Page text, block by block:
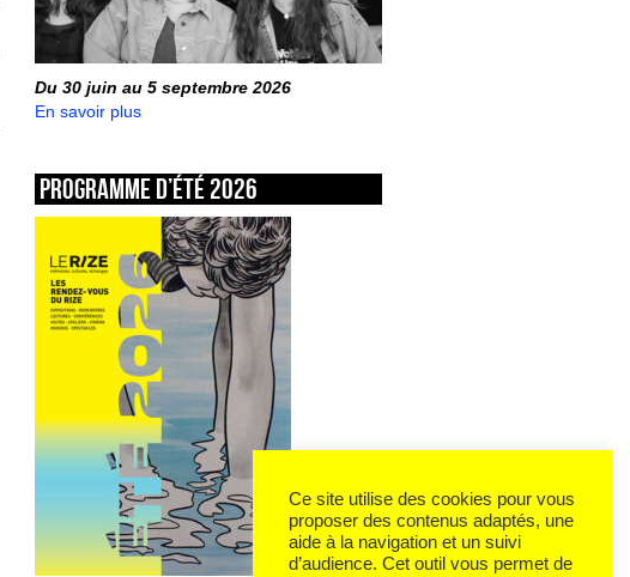
Du 30 juin au 5 septembre 2026
En savoir plus
Programme d’été 2026
Ce site utilise des cookies pour vous
proposer des contenus adaptés, une
aide à la navigation et un suivi
d’audience. Cet outil vous permet de